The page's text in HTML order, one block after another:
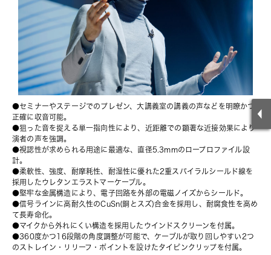
●セミナーやステージでのプレゼン、大講義室の講義の声などを明瞭かつ
正確に収音可能。
●狙った音を捉える単一指向性により、近距離での顕著な近接効果により
演者の声を強調。
●視認性が求められる用途に最適な、直径5.3mmのロープロファイル設
計。
●柔軟性、強度、耐摩耗性、耐湿性に優れた2重スパイラルシールド線を
採用したウレタンエラストマーケーブル。
●堅牢な金属構造により、電子回路を外部の電磁ノイズからシールド。
●信号ラインに高耐久性のCuSn(銅とスズ)合金を採用し、耐腐食性を高め
て長寿命化。
●マイクから外れにくい構造を採用したウインドスクリーンを付属。
●360度かつ16段階の角度調整が可能で、ケーブルが取り回しやすい2つ
のストレイン・リリーフ・ポイントを設けたタイピンクリップを付属。